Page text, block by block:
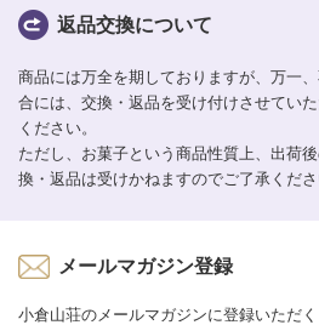
返品交換について
商品には万全を期しておりますが、万一
合には、交換・返品を受け付けさせてい
ください。
ただし、お菓子という商品性質上、出荷
換・返品は受けかねますのでご了承くださ
メールマガジン登録
小倉山荘のメールマガジンに登録いただ